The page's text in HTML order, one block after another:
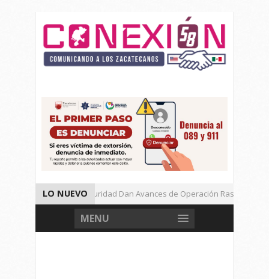
LO NUEVO
Autoridades de Seguridad Dan Avances de Operación Rastrillo.
Gran Festival de Música Electrónica en Festival Cultural de Guadalupe.
MENU